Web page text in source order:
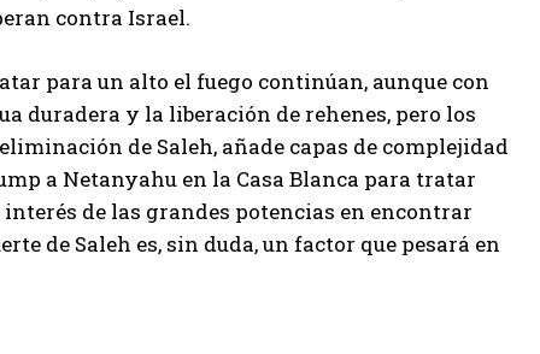
contra Israel.
para un alto el fuego continúan, aunque con
duradera y la liberación de rehenes, pero los
de Saleh, añade capas de complejidad
a Netanyahu en la Casa Blanca para tratar
de las grandes potencias en encontrar
de Saleh es, sin duda, un factor que pesará en